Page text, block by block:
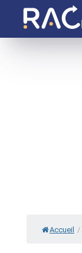
Accueil /